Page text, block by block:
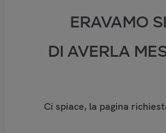
ERAVAMO
DI AVERLA
Ci spiace, la pagina